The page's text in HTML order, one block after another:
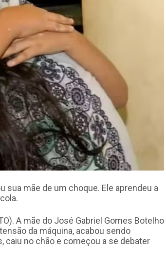
sua mãe de um choque. Ele aprendeu a
A mãe do José Gabriel Gomes Botelho
da máquina, acabou sendo
caiu no chão e começou a se debater